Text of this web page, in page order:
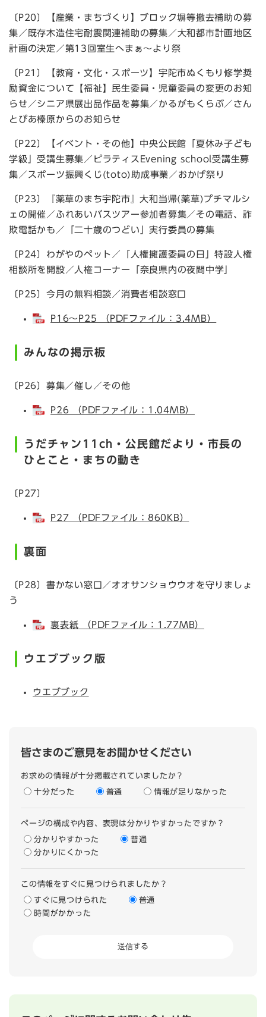
〔P20〕【産業・まちづくり】ブロック塀等撤去補助の募
集／既存木造住宅耐震関連補助の募集／大和都市計画地区
計画の決定／第13回室生へまぁ～より祭
〔P21〕【教育・文化・スポーツ】宇陀市ぬくもり修学奨
励資金について【福祉】民生委員・児童委員の変更のお知
らせ／シニア県展出品作品を募集／かるがもくらぶ／さん
とぴあ榛原からのお知らせ
〔P22〕【イベント・その他】中央公民館「夏休み子ども
学級」受講生募集／ピラティスEvening school受講生募
集／スポーツ振興くじ(toto)助成事業／おかげ祭り
〔P23〕『薬草のまち宇陀市』大和当帰(薬草)プチマルシ
ェの開催／ふれあいバスツアー参加者募集／その電話、詐
欺電話かも／「二十歳のつどい」実行委員の募集
〔P24〕わがやのペット／「人権擁護委員の日」特設人権
相談所を開設／人権コーナー「奈良県内の夜間中学」
〔P25〕今月の無料相談／消費者相談窓口
P16～P25 （PDFファイル：3.4MB）
みんなの掲示板
〔P26〕募集／催し／その他
P26 （PDFファイル：1.04MB）
うだチャン11ch・公民館だより・市長の
ひとこと・まちの動き
〔P27〕
P27 （PDFファイル：860KB）
裏面
〔P28〕書かない窓口／オオサンショウウオを守りましょ
う
裏表紙 （PDFファイル：1.77MB）
ウエブブック版
ウエブブック
皆さまのご意見をお聞かせください
お求めの情報が十分掲載されていましたか？
十分だった 普通 情報が足りなかった
ページの構成や内容、表現は分かりやすかったですか？
分かりやすかった
普通
分かりにくかった
この情報をすぐに見つけられましたか？
すぐに見つけられた
普通
時間がかかった